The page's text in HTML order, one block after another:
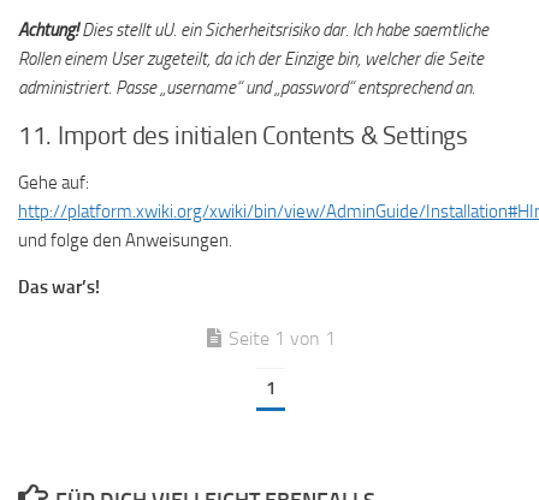
Achtung!Dies stellt uU. ein Sicherheitsrisiko dar. Ich habe saemtliche
Rollen einem User zugeteilt, da ich der Einzige bin, welcher die Seite
administriert. Passe „username“ und „password“ entsprechend an.
11. Import des initialen Contents & Settings
Gehe auf:
http://platform.xwiki.org/xwiki/bin/view/AdminGuide/
und folge den Anweisungen.
Das war’s!
Seite 1 von 1
1